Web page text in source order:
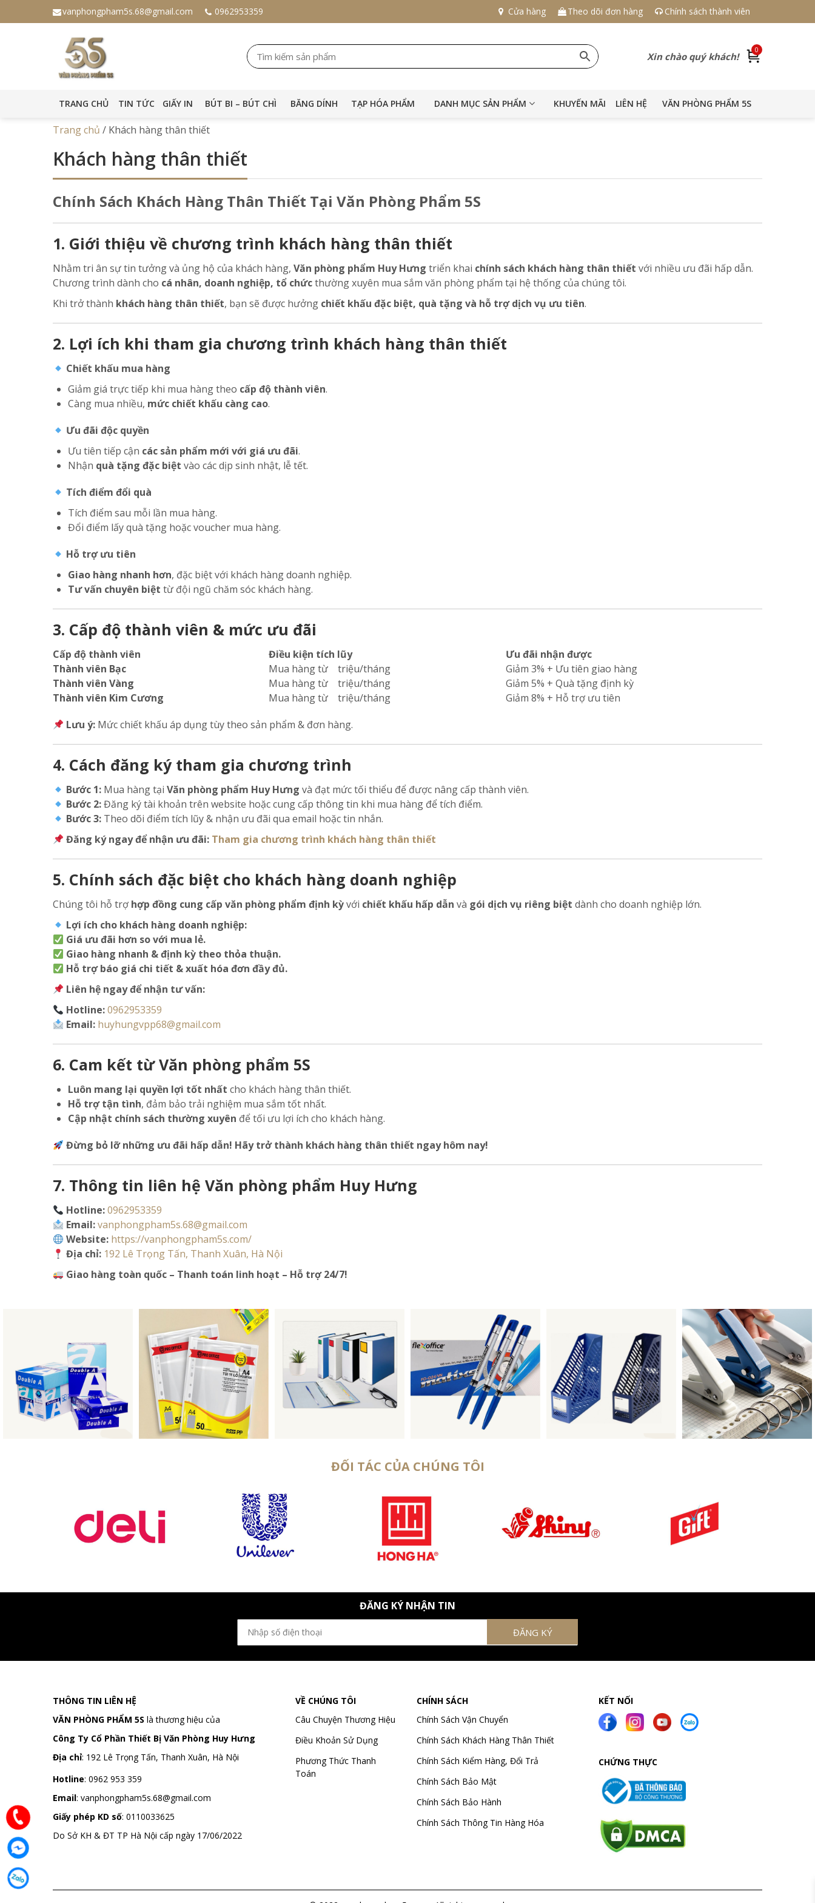
vanphongpham5s.68@gmail.com 0962953359 Cửa hàng Theo dõi đơn hàng Chính sách thành viên
Xin chào quý khách!
0
TRANG CHỦ TIN TỨC GIẤY IN BÚT BI – BÚT CHÌ BĂNG DÍNH TẠP HÓA PHẨM DANH MỤC SẢN PHẨM KHUYẾN MÃI LIÊN HỆ VĂN PHÒNG PHẨM 5S
Trang chủ / Khách hàng thân thiết
Khách hàng thân thiết
Chính Sách Khách Hàng Thân Thiết Tại Văn Phòng Phẩm 5S
1. Giới thiệu về chương trình khách hàng thân thiết
Nhằm tri ân sự tin tưởng và ủng hộ của khách hàng, Văn phòng phẩm Huy Hưng triển khai chính sách khách hàng thân thiết với nhiều ưu đãi hấp dẫn.
Chương trình dành cho cá nhân, doanh nghiệp, tổ chứcthường xuyên mua sắm văn phòng phẩm tại hệ thống của chúng tôi.
Khi trở thành khách hàng thân thiết, bạn sẽ được hưởng chiết khấu đặc biệt, quà tặng và hỗ trợ dịch vụ ưu tiên.
2. Lợi ích khi tham gia chương trình khách hàng thân thiết
Chiết khấu mua hàng
Giảm giá trực tiếp khi mua hàng theo cấp độ thành viên.
Càng mua nhiều, mức chiết khấu càng cao.
Ưu đãi độc quyền
Ưu tiên tiếp cận các sản phẩm mới với giá ưu đãi.
Nhận quà tặng đặc biệt vào các dịp sinh nhật, lễ tết.
Tích điểm đổi quà
Tích điểm sau mỗi lần mua hàng.
Đổi điểm lấy quà tặng hoặc voucher mua hàng.
Hỗ trợ ưu tiên
Giao hàng nhanh hơn, đặc biệt với khách hàng doanh nghiệp.
Tư vấn chuyên biệt từ đội ngũ chăm sóc khách hàng.
3. Cấp độ thành viên & mức ưu đãi
Cấp độ thành viên Điều kiện tích lũy
Ưu đãi nhận được
Thành viên Bạc
Mua hàng từ triệu/tháng
Giảm 3% + Ưu tiên giao hàng
Thành viên Vàng
Mua hàng từ triệu/tháng
Giảm 5% + Quà tặng định kỳ
Thành viên Kim Cương
Mua hàng từ triệu/tháng
Giảm 8% + Hỗ trợ ưu tiên
Lưu ý: Mức chiết khấu áp dụng tùy theo sản phẩm & đơn hàng.
4. Cách đăng ký tham gia chương trình
Bước 1: Mua hàng tạiVăn phòng phẩm Huy Hưng và đạt mức tối thiểu để được nâng cấp thành viên.
Bước 2:Đăng ký tài khoản trên website hoặc cung cấp thông tin khi mua hàng để tích điểm.
Bước 3: Theo dõi điểm tích lũy & nhận ưu đãi qua email hoặc tin nhắn.
Đăng ký ngay để nhận ưu đãi: Tham gia chương trình khách hàng thân thiết
5. Chính sách đặc biệt cho khách hàng doanh nghiệp
Chúng tôi hỗ trợ hợp đồng cung cấp văn phòng phẩm định kỳvới chiết khấu hấp dẫn và gói dịch vụ riêng biệt dành cho doanh nghiệp lớn.
Lợi ích cho khách hàng doanh nghiệp:
Giá ưu đãi hơn so với mua lẻ.
Giao hàng nhanh & định kỳ theo thỏa thuận.
Hỗ trợ báo giá chi tiết & xuất hóa đơn đầy đủ.
Liên hệ ngay để nhận tư vấn:
Hotline:0962953359
Email: huyhungvpp68@gmail.com
6. Cam kết từ Văn phòng phẩm 5S
Luôn mang lại quyền lợi tốt nhất cho khách hàng thân thiết.
Hỗ trợ tận tình, đảm bảo trải nghiệm mua sắm tốt nhất.
Cập nhật chính sách thường xuyên để tối ưu lợi ích cho khách hàng.
Đừng bỏ lỡ những ưu đãi hấp dẫn! Hãy trở thành khách hàng thân thiết ngay hôm nay!
7. Thông tin liên hệ Văn phòng phẩm Huy Hưng
Hotline:0962953359
Email:vanphongpham5s.68@gmail.com
Website: https://vanphongpham5s.com/
Địa chỉ: 192 Lê Trọng Tấn, Thanh Xuân, Hà Nội
Giao hàng toàn quốc – Thanh toán linh hoạt – Hỗ trợ 24/7!
ĐỐI TÁC CỦA CHÚNG TÔI
ĐĂNG KÝ NHẬN TIN
THÔNG TIN LIÊN HỆ
VĂN PHÒNG PHẨM 5S là thương hiệu của
Công Ty Cổ Phần Thiết Bị Văn Phòng Huy Hưng
Địa chỉ: 192 Lê Trọng Tấn, Thanh Xuân, Hà Nội
Hotline: 0962 953 359
Email: vanphongpham5s.68@gmail.com
Giấy phép KD số: 0110033625
Do Sở KH & ĐT TP Hà Nội cấp ngày 17/06/2022
VỀ CHÚNG TÔI
Câu Chuyện Thương Hiệu
Điều Khoản Sử Dụng
Phương Thức Thanh
Toán
CHÍNH SÁCH
Chính Sách Vận Chuyển
Chính Sách Khách Hàng Thân Thiết
Chính Sách Kiểm Hàng, Đổi Trả
Chính Sách Bảo Mật
Chính Sách Bảo Hành
Chính Sách Thông Tin Hàng Hóa
KẾT NỐI
CHỨNG THỰC